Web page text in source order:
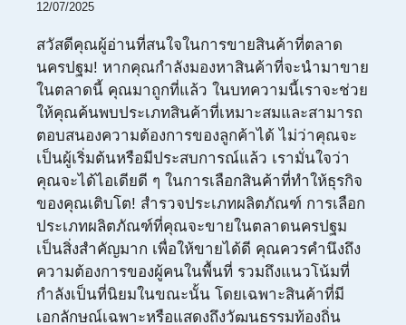
12/07/2025
สวัสดีคุณผู้อ่านที่สนใจในการขายสินค้าที่ตลาด
นครปฐม! หากคุณกำลังมองหาสินค้าที่จะนำมาขาย
ในตลาดนี้ คุณมาถูกที่แล้ว ในบทความนี้เราจะช่วย
ให้คุณค้นพบประเภทสินค้าที่เหมาะสมและสามารถ
ตอบสนองความต้องการของลูกค้าได้ ไม่ว่าคุณจะ
เป็นผู้เริ่มต้นหรือมีประสบการณ์แล้ว เรามั่นใจว่า
คุณจะได้ไอเดียดี ๆ ในการเลือกสินค้าที่ทำให้ธุรกิจ
ของคุณเติบโต! สำรวจประเภทผลิตภัณฑ์ การเลือก
ประเภทผลิตภัณฑ์ที่คุณจะขายในตลาดนครปฐม
เป็นสิ่งสำคัญมาก เพื่อให้ขายได้ดี คุณควรคำนึงถึง
ความต้องการของผู้คนในพื้นที่ รวมถึงแนวโน้มที่
กำลังเป็นที่นิยมในขณะนั้น โดยเฉพาะสินค้าที่มี
เอกลักษณ์เฉพาะหรือแสดงถึงวัฒนธรรมท้องถิ่น